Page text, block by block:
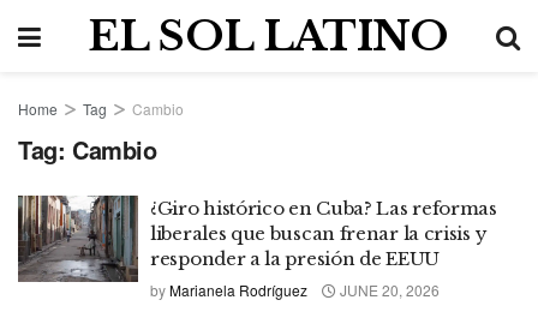
EL SOL LATINO
Home Tag Cambio
Tag: Cambio
¿Giro histórico en Cuba? Las reformas
liberales que buscan frenar la crisis y
responder a la presión de EEUU
byMarianela Rodríguez JUNE 20, 2026